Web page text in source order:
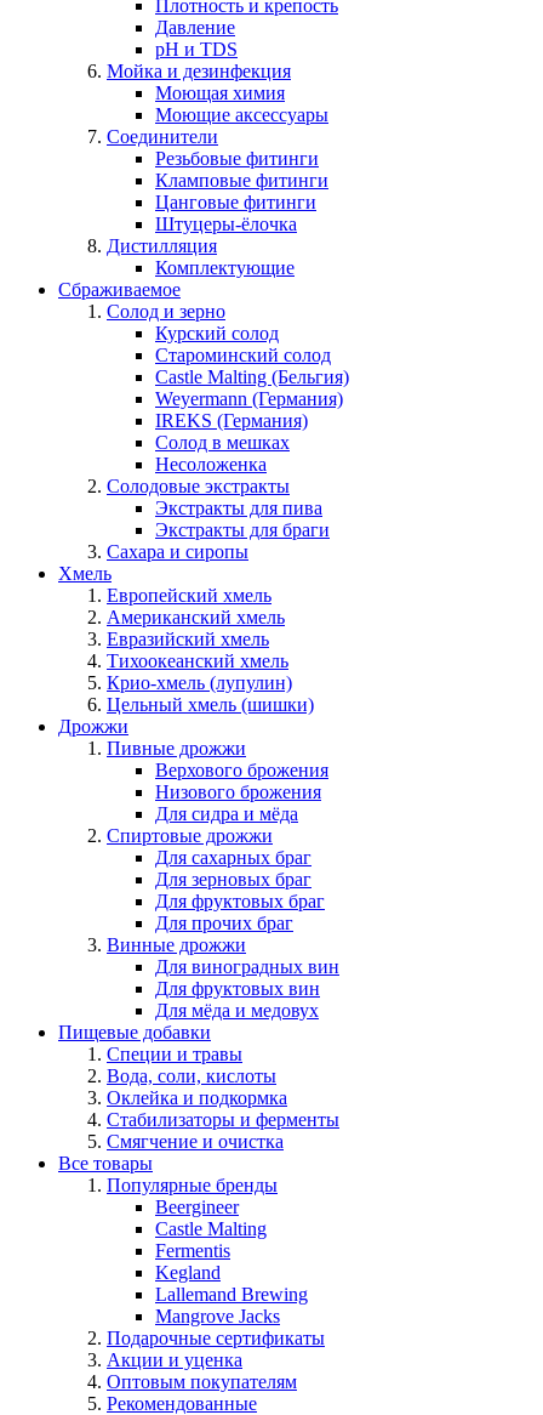
Плотность и крепость
Давление
pH и TDS
Мойка и дезинфекция
Моющая химия
Моющие аксессуары
Соединители
Резьбовые фитинги
Кламповые фитинги
Цанговые фитинги
Штуцеры-ёлочка
Дистилляция
Комплектующие
Сбраживаемое
Солод и зерно
Курский солод
Староминский солод
Castle Malting (Бельгия)
Weyermann (Германия)
IREKS (Германия)
Солод в мешках
Несоложенка
Солодовые экстракты
Экстракты для пива
Экстракты для браги
Сахара и сиропы
Хмель
Европейский хмель
Американский хмель
Евразийский хмель
Тихоокеанский хмель
Крио-хмель (лупулин)
Цельный хмель (шишки)
Дрожжи
Пивные дрожжи
Верхового брожения
Низового брожения
Для сидра и мёда
Спиртовые дрожжи
Для сахарных браг
Для зерновых браг
Для фруктовых браг
Для прочих браг
Винные дрожжи
Для виноградных вин
Для фруктовых вин
Для мёда и медовух
Пищевые добавки
Специи и травы
Вода, соли, кислоты
Оклейка и подкормка
Стабилизаторы и ферменты
Смягчение и очистка
Все товары
Популярные бренды
Beergineer
Castle Malting
Fermentis
Kegland
Lallemand Brewing
Mangrove Jacks
Подарочные сертификаты
Акции и уценка
Оптовым покупателям
Рекомендованные